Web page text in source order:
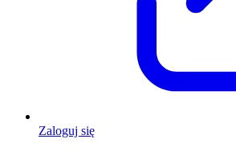
Zaloguj się